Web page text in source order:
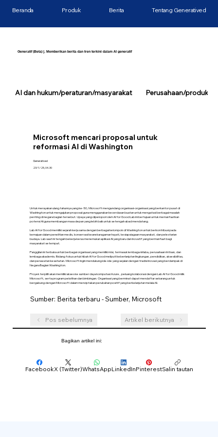
Generatif (Beta) |. Memberikan berita dan tren terkini dalam AI generatif
Microsoft mencari proposal untuk
reformasi AI di Washington
Generatived
23/1/25, 04.30
Untuk merayakan ulang tahunnya yang ke-50, Microsoft mengundang organisasi-organisasi yang berkantor pusat di
Washington untuk mengajukan proposal guna menggunakan kecerdasan buatan untuk mengatasi berbagai masalah
penting di negara bagian tersebut. Upaya yang dipelopori oleh AI ​​for Good Lab ini bertujuan untuk memanfaatkan
potensi AI guna membangun masa depan yang lebih baik untuk setengah abad mendatang.
Lab AI for Good memiliki sejarah kerja sama dengan berbagai kelompok di Washington untuk berkontribusi pada
kemajuan dalam penelitian medis, konservasi keanekaragaman hayati, kesiapsiagaan masyarakat, dan pelestarian
budaya. Lab saat ini tengah bekerja keras menemukan aplikasi AI yang baru dan inovatif yang bermanfaat bagi
masyarakat setempat.
Panggilan ini terbuka untuk berbagai organisasi yang memiliki misi, termasuk lembaga nirlaba, perusahaan rintisan, dan
lembaga akademis. Bidang fokus untuk hibah AI for Good meliputi keberlanjutan lingkungan, pendidikan, aksesibilitas,
dan perawatan kesehatan. Microsoft ingin mendukung ide-ide yang sejalan dengan tradisi inovasi yang berdampak di
Negara Bagian Washington.
Proyek terpilih akan memiliki akses ke sumber daya komputasi Azure , peluang kolaborasi dengan Lab AI for Good milik
Microsoft, serta program pelatihan dan bimbingan. Organisasi yang berminat dapat mendaftar sekarang untuk
bergabung dengan Microsoft dalam menciptakan perubahan positif yang berkelanjutan melalui AI.
Sumber: Berita terbaru - Sumber, Microsoft
Pos sebelumnya Artikel berikutnya
Beranda Produk Berita Tentang Generatived
Bagikan artikel ini:
FacebookX (Twitter)WhatsAppLinkedInPinterestSalin tautan
AI dan hukum/peraturan/masyarakat Perusahaan/produk/